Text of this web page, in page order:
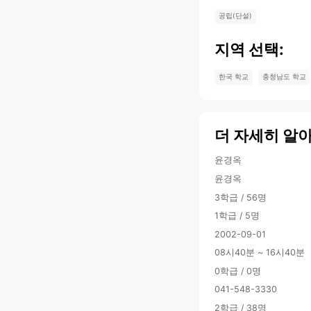
공립(단설)
지역 선택:
한국 학교 충청남도 학교
더 자세히 알
윤경옥
윤경옥
3학급 / 56명
1학급 / 5명
2002-09-01
08시40분 ~ 16시40분
0학급 / 0명
041-548-3330
2학급 / 38명